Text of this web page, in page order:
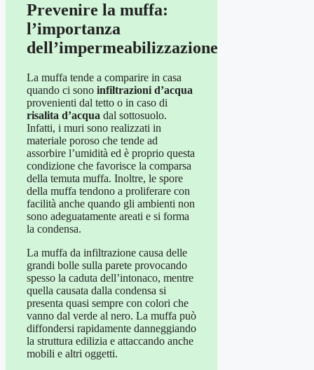
Prevenire la muffa:
l’importanza
dell’impermeabilizzazione
La muffa tende a comparire in casa
quando ci sono infiltrazioni d’acqua
provenienti dal tetto o in caso di
risalita d’acqua dal sottosuolo.
Infatti, i muri sono realizzati in
materiale poroso che tende ad
assorbire l’umidità ed è proprio questa
condizione che favorisce la comparsa
della temuta muffa. Inoltre, le spore
della muffa tendono a proliferare con
facilità anche quando gli ambienti non
sono adeguatamente areati e si forma
la condensa.
La muffa da infiltrazione causa delle
grandi bolle sulla parete provocando
spesso la caduta dell’intonaco, mentre
quella causata dalla condensa si
presenta quasi sempre con colori che
vanno dal verde al nero. La muffa può
diffondersi rapidamente danneggiando
la struttura edilizia e attaccando anche
mobili e altri oggetti.